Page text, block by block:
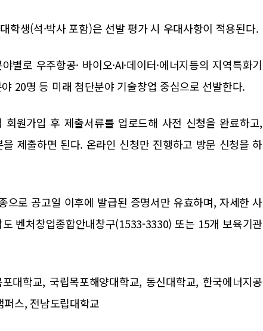
학생(석·박사 포함)은 선발 평가 시 우대사항이 적용된다.
로 우주항공· 바이오·AI·데이터·에너지등의 지역특화기
20명 등 미래 첨단분야 기술창업 중심으로 선발한다.
원가입 후 제출서류를 업로드해 사전 신청을 완료하고,
제출하면 된다. 온라인 신청만 진행하고 방문 신청을 하
으로 공고일 이후에 발급된 증명서만 유효하며, 자세한 사
벤처창업종합안내창구(1533-3330) 또는 15개 보육기관
대학교, 국립목포해양대학교, 동신대학교, 한국에너지공
스, 전남도립대학교